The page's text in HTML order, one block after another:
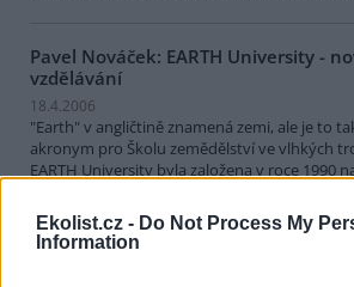
Ekolist.cz - Do Not Process My
Information
Pavel Nováček: EARTH University -
vzdělávání
18.4.2006
"Earth" v angličtině znamená zemi, ale je to
akronym pro Školu zemědělství ve vlhkých
EARTH University byla založena v roce 1990
hlavního města Kostariky, San José. Škola je
jejíž vznik finančně podpořily zejména US
(mezi současné sponzory patří např. Američan